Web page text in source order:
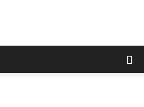
Kabar